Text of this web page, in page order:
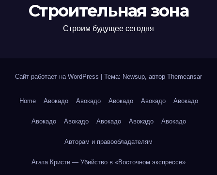
Строительная зона
Строим будущее сегодня
Сайт работает на WordPress Тема: Newsup, автор Themeansar
Home Авокадо Авокадо Авокадо Авокадо Авокадо
Авокадо Авокадо Авокадо Авокадо Авокадо
Авторам и правообладателям
Агата Кристи — Убийство в «Восточном экспрессе»